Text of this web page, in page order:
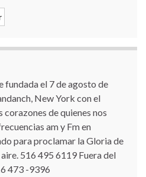
fundada el 7 de agosto de
New York con el
de quienes nos
am y Fm en
para proclamar la Gloria de
516 495 6119 Fuera del
473 -9396